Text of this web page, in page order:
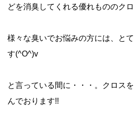
どを消臭してくれる優れもののク
様々な臭いでお悩みの方には、と
す(^O^)v
と言っている間に・・・。クロス
んでおります!!